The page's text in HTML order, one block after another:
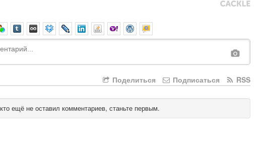
RSS
Подписаться
Поделиться
ещё не оставил комментариев, станьте первым.